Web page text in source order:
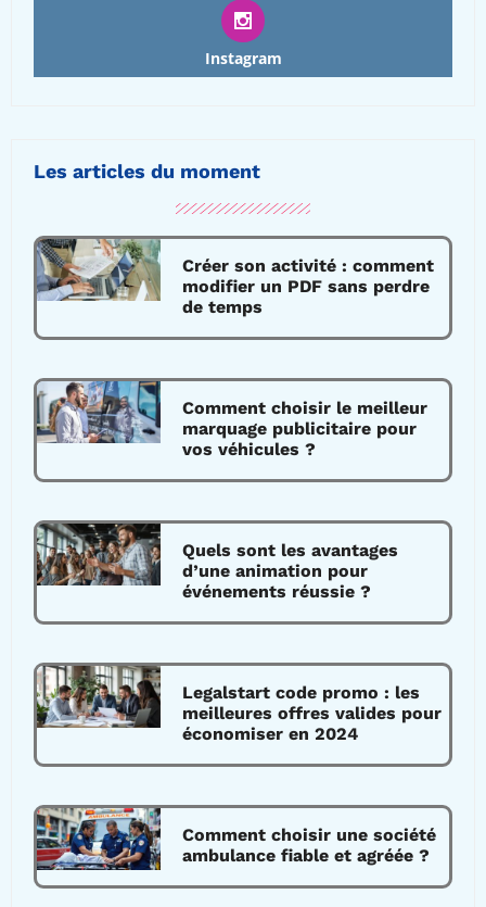
Instagram
Les articles du moment
Créer son activité : comment
modifier un PDF sans perdre
de temps
Comment choisir le meilleur
marquage publicitaire pour
vos véhicules ?
Quels sont les avantages
d’une animation pour
événements réussie ?
Legalstart code promo : les
meilleures offres valides pour
économiser en 2024
Comment choisir une société
ambulance fiable et agréée ?